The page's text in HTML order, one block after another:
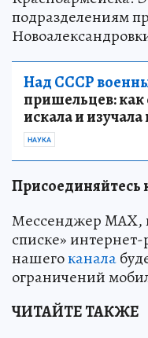
подразделениям
Над СССР
пришельцев: как
искала и
НАУКА
Присоединяйтесь
Мессенджер MAX,
списке» интернет-
нашегоканала
ограничений
ЧИТАЙТЕ ТАКЖЕ